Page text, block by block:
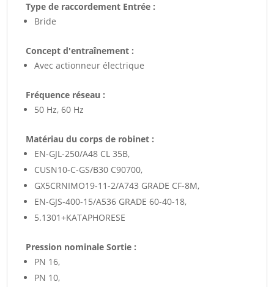
Type de raccordement Entrée :
Bride
Concept d'entraînement :
Avec actionneur électrique
Fréquence réseau :
50 Hz, 60 Hz
Matériau du corps de robinet :
EN-GJL-250/A48 CL 35B,
CUSN10-C-GS/B30 C90700,
GX5CRNIMO19-11-2/A743 GRADE CF-8M,
EN-GJS-400-15/A536 GRADE 60-40-18,
5.1301+KATAPHORESE
Pression nominale Sortie :
PN 16,
PN 10,